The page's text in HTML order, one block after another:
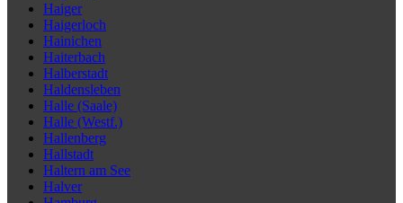
Haiger
Haigerloch
Hainichen
Haiterbach
Halberstadt
Haldensleben
Halle (Saale)
Halle (Westf.)
Hallenberg
Hallstadt
Haltern am See
Halver